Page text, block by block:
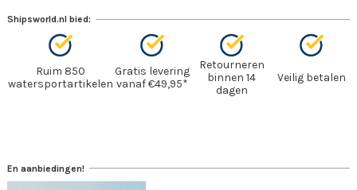
Shipsworld.nl bied:
Ruim 850
watersportartikelen
Gratis levering
vanaf €49,95*
Retourneren
binnen 14
dagen
Veilig betalen
En aanbiedingen!